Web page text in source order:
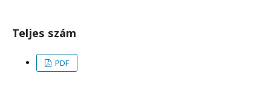
Teljes szám
PDF